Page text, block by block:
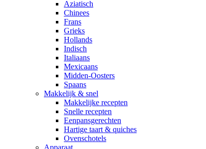
Aziatisch
Chinees
Frans
Grieks
Hollands
Indisch
Italiaans
Mexicaans
Midden-Oosters
Spaans
Makkelijk & snel
Makkelijke recepten
Snelle recepten
Eenpansgerechten
Hartige taart & quiches
Ovenschotels
Apparaat